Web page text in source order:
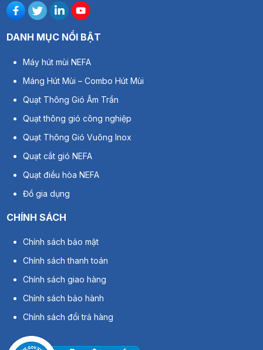
Ưu điểm nổi bật
Khả năng bám dính chắc chắn
nhựa, ống gió, đảm bảo kín khít.
Chống rách, chịu nhiệt tốt
trong môi trường khắc nghiệt.
Chống ẩm, chống oxy hóa
DANH MỤC NỔI BẬT
Máy hút mùi NEFA
Máng Hút Mùi – Combo Hút Mùi
Quạt Thông Gió Âm Trần
Quạt thông gió công nghiệp
Quạt Thông Gió Vuông Inox
Quạt cắt gió NEFA
Quạt điều hòa NEFA
Đồ gia dụng
CHÍNH SÁCH
Chính sách bảo mật
Chính sách thanh toán
Chính sách giao hàng
Chính sách bảo hành
Chính sách đổi trả hàng